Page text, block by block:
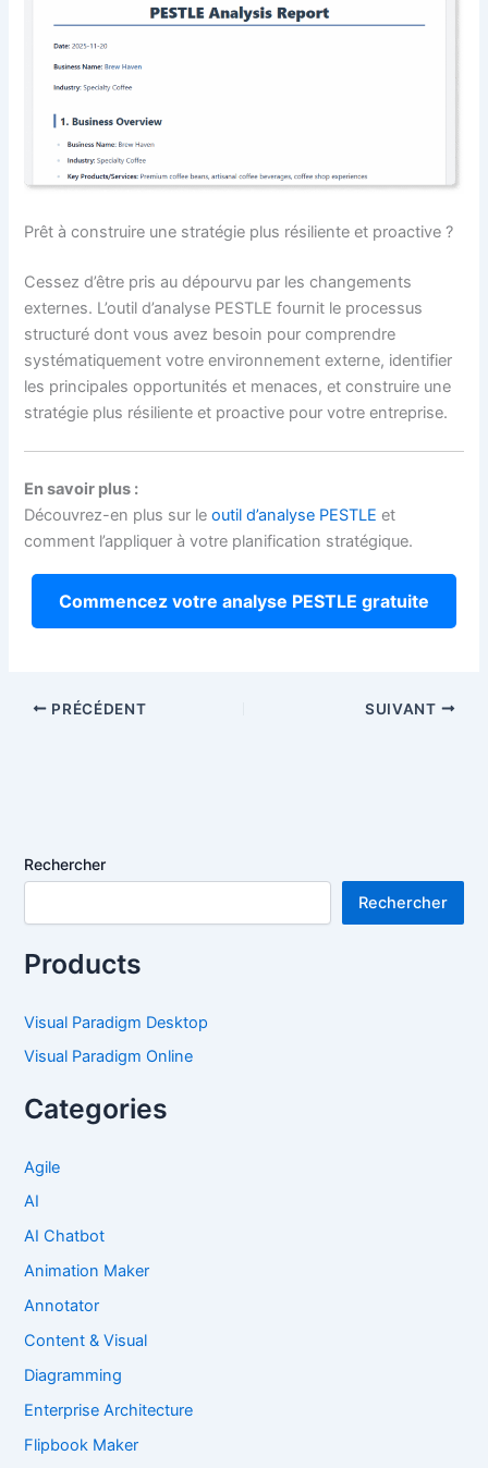
Prêt à construire une stratégie plus résiliente et proactive ?
Cessez d’être pris au dépourvu par les changements
externes. L’outil d’analyse PESTLE fournit le processus
structuré dont vous avez besoin pour comprendre
systématiquement votre environnement externe, identifier
les principales opportunités et menaces, et construire une
stratégie plus résiliente et proactive pour votre entreprise.
En savoir plus :
Découvrez-en plus sur leoutil d’analyse PESTLE et
comment l’appliquer à votre planification stratégique.
Commencez votre analyse PESTLE gratuite
PRÉCÉDENT SUIVANT
Rechercher
Rechercher
Products
Visual Paradigm Desktop
Visual Paradigm Online
Categories
Agile
AI
AI Chatbot
Animation Maker
Annotator
Content & Visual
Diagramming
Enterprise Architecture
Flipbook Maker